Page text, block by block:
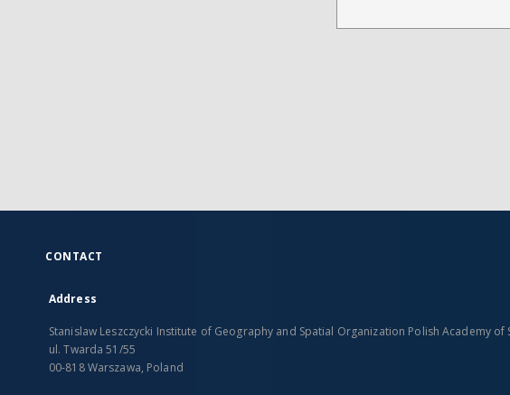
CONTACT
Address
Stanislaw Leszczycki Institute of Geography and Spatial Organization Polish Academy of
ul. Twarda 51/55
00-818 Warszawa, Poland